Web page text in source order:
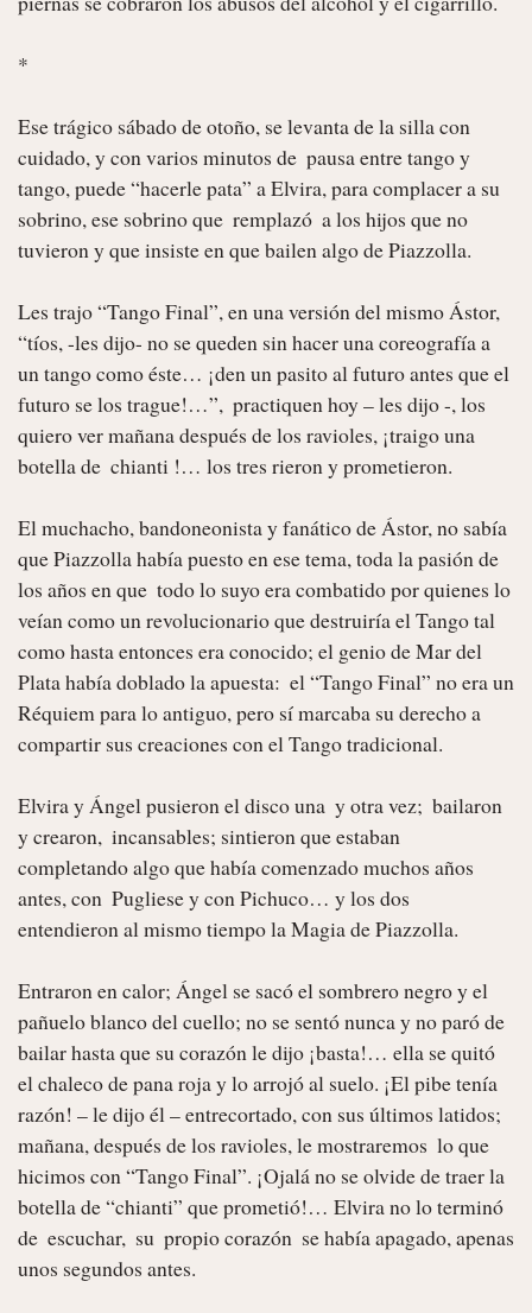
*
Ese trágico sábado de otoño, se levanta de la silla con
cuidado, y con varios minutos de  pausa entre tango y
tango, puede “hacerle pata” a Elvira, para complacer a su
sobrino, ese sobrino que  remplazó  a los hijos que no
tuvieron y que insiste en que bailen algo de Piazzolla.
Les trajo “Tango Final”, en una versión del mismo Ástor,
“tíos, -les dijo- no se queden sin hacer una coreografía a
un tango como éste… ¡den un pasito al futuro antes que el
futuro se los trague!…”,  practiquen hoy – les dijo -, los
quiero ver mañana después de los ravioles, ¡traigo una
botella de  chianti !… los tres rieron y prometieron.
El muchacho, bandoneonista y fanático de Ástor, no sabía
que Piazzolla había puesto en ese tema, toda la pasión de
los años en que  todo lo suyo era combatido por quienes lo
veían como un revolucionario que destruiría el Tango tal
como hasta entonces era conocido; el genio de Mar del
Plata había doblado la apuesta:  el “Tango Final” no era un
Réquiem para lo antiguo, pero sí marcaba su derecho a
compartir sus creaciones con el Tango tradicional.
Elvira y Ángel pusieron el disco una  y otra vez;  bailaron
y crearon,  incansables; sintieron que estaban
completando algo que había comenzado muchos años
antes, con  Pugliese y con Pichuco… y los dos
entendieron al mismo tiempo la Magia de Piazzolla.
Entraron en calor; Ángel se sacó el sombrero negro y el
pañuelo blanco del cuello; no se sentó nunca y no paró de
bailar hasta que su corazón le dijo ¡basta!… ella se quitó
el chaleco de pana roja y lo arrojó al suelo. ¡El pibe tenía
razón! – le dijo él – entrecortado, con sus últimos latidos;
mañana, después de los ravioles, le mostraremos  lo que
hicimos con “Tango Final”. ¡Ojalá no se olvide de traer la
botella de “chianti” que prometió!… Elvira no lo terminó
de  escuchar,  su  propio corazón  se había apagado, apenas
unos segundos antes.